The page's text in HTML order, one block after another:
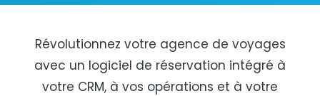
Révolutionnez votre agence de voyages
avec un logiciel de réservation intégré à
votre CRM, à vos opérations et à votre